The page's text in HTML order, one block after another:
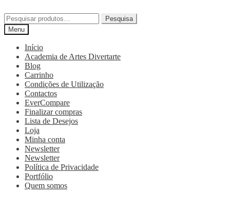
Pesquisa
Menu
Início
Academia de Artes Divertarte
Blog
Carrinho
Condições de Utilização
Contactos
EverCompare
Finalizar compras
Lista de Desejos
Loja
Minha conta
Newsletter
Newsletter
Política de Privacidade
Portfólio
Quem somos